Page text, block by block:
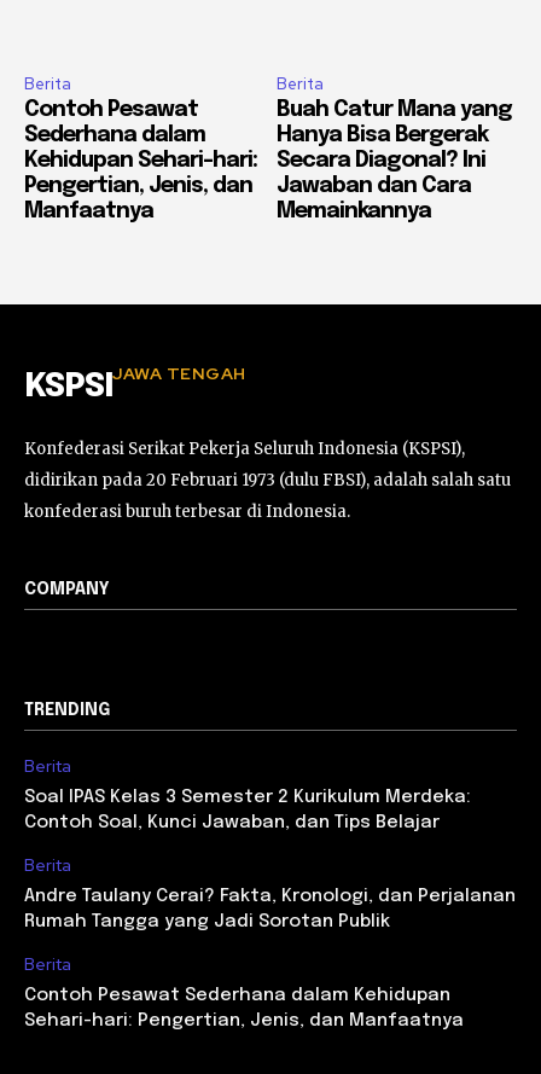
Berita
Contoh Pesawat
Sederhana dalam
Kehidupan Sehari-hari:
Pengertian, Jenis, dan
Manfaatnya
Berita
Buah Catur Mana yang
Hanya Bisa Bergerak
Secara Diagonal? Ini
Jawaban dan Cara
Memainkannya
KSPSI JAWA TENGAH
Konfederasi Serikat Pekerja Seluruh Indonesia (KSPSI),
didirikan pada 20 Februari 1973 (dulu FBSI), adalah salah satu
konfederasi buruh terbesar di Indonesia.
COMPANY
TRENDING
Berita
Soal IPAS Kelas 3 Semester 2 Kurikulum Merdeka:
Contoh Soal, Kunci Jawaban, dan Tips Belajar
Berita
Andre Taulany Cerai? Fakta, Kronologi, dan Perjalanan
Rumah Tangga yang Jadi Sorotan Publik
Berita
Contoh Pesawat Sederhana dalam Kehidupan
Sehari-hari: Pengertian, Jenis, dan Manfaatnya